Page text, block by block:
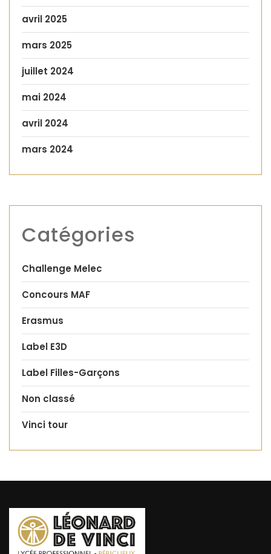
avril 2025
mars 2025
juillet 2024
mai 2024
avril 2024
mars 2024
Catégories
Challenge Melec
Concours MAF
Erasmus
Label E3D
Label Filles-Garçons
Non classé
Vinci tour